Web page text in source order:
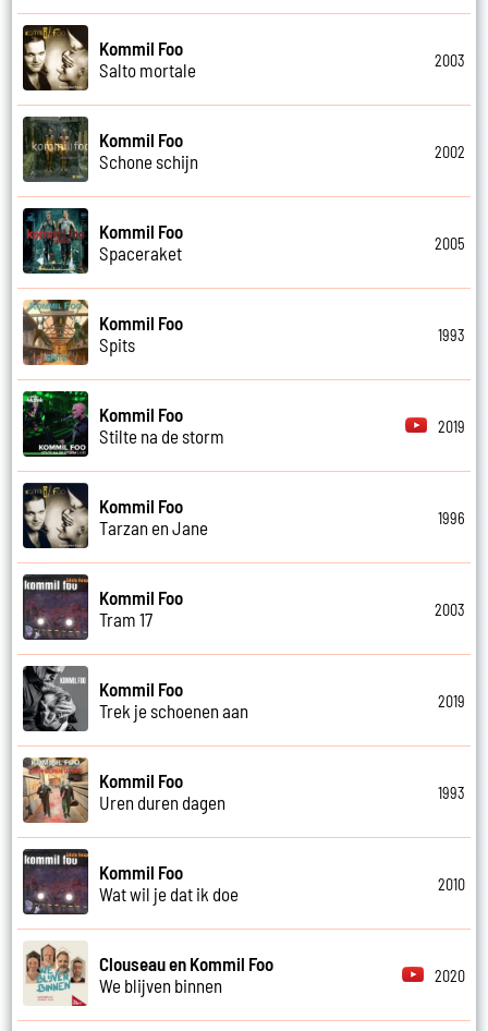
Kommil Foo
Salto mortale
2003
Kommil Foo
Schone schijn
2002
Kommil Foo
Spaceraket
2005
Kommil Foo
Spits
1993
Kommil Foo
Stilte na de storm
2019
Kommil Foo
Tarzan en Jane
1996
Kommil Foo
Tram 17
2003
Kommil Foo
Trek je schoenen aan
2019
Kommil Foo
Uren duren dagen
1993
Kommil Foo
Wat wil je dat ik doe
2010
Clouseau en Kommil Foo
We blijven binnen
2020